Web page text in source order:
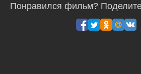
Понравился фильм?